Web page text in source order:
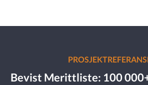
Bevist Merittliste: 100